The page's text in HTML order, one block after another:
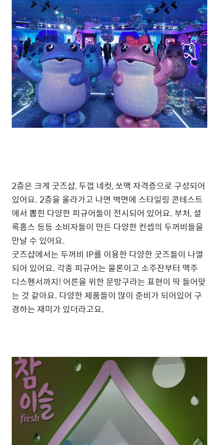
2층은 크게 굿즈샵, 두껍 네컷, 쏘맥 자격증으로 구성되어
있어요. 2층을 올라가고 나면 벽면에 스타일링 콘테스트
에서 뽑힌 다양한 피규어들이 전시되어 있어요. 부처, 셜
록홈스 등등 소비자들이 만든 다양한 컨셉의 두꺼비들을
만날 수 있어요.
굿즈샵에서는 두꺼비 IP를 이용한 다양한 굿즈들이 나열
되어 있어요. 각종 피규어는 물론이고 소주잔부터 맥주
디스펜서까지! 어른을 위한 문방구라는 표현이 딱 들어맞
는 것 같아요. 다양한 제품들이 많이 준비가 되어있어 구
경하는 재미가 있더라고요.